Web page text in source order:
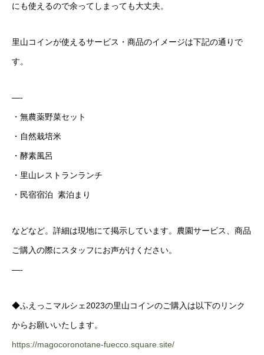
にも使えるので余ってしまっても大丈夫。
里山コインが使えるサービス・商品のイメージは下記の通りで
す。
—-
・無農薬野菜セット
・自然栽培米
・酵素風呂
・里山レストランランチ
・民宿宿泊 素泊まり
などなど。詳細は現地にて掲示しています。農園サービス、商品
ご購入の際にスタッフにお声がけください。
—-
◆ふえっこマルシェ2023の里山コインのご購入は以下のリンク
からお願いいたします。
https://magocoronotane-fuecco.square.site/